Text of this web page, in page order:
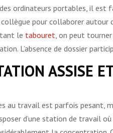
ordinateurs portables, il
pour collaborer autour
le tabouret, on peut
L’absence de dossier
ASSISE
au travail est parfois pesant,
d’une station de travail